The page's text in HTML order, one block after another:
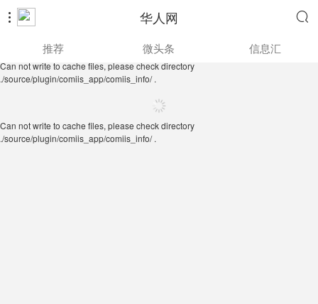
 华人网 
./source/plugin/comiis_app/comiis_info/ .
推荐 微头条 信息汇
Can not write to cache files, please check directory
./source/plugin/comiis_app/comiis_info/ .
Can not write to cache files, please check directory
./source/plugin/comiis_app/comiis_info/ .